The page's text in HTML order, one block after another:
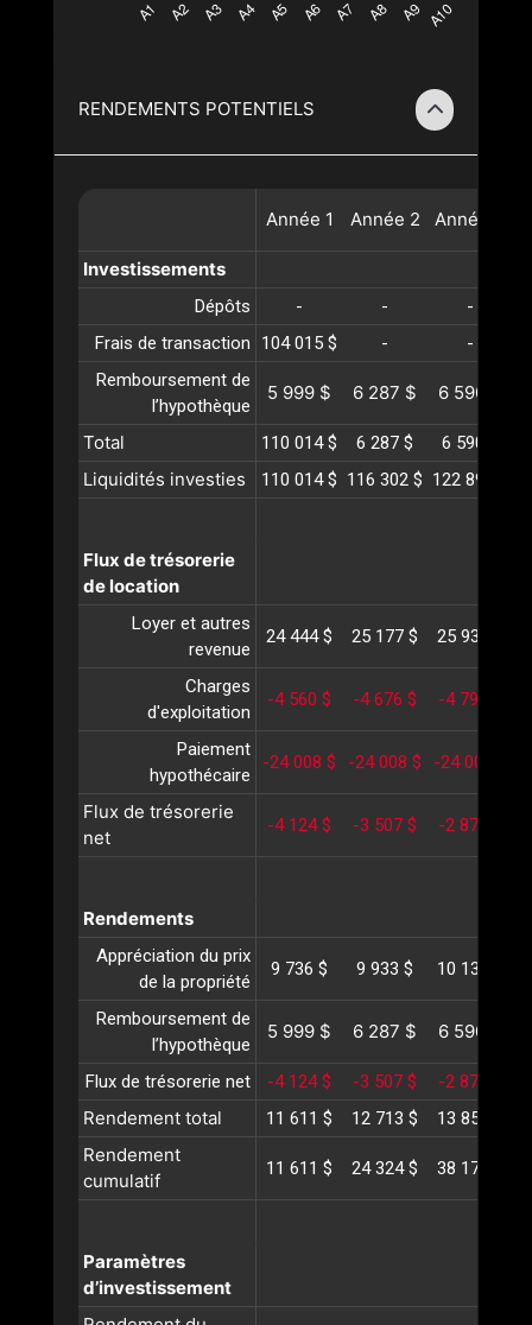
RENDEMENTS POTENTIELS
Année 1 Année 2 Année
Investissements
Dépôts - -
-
Frais de transaction
104 015 $ -
-
Remboursement de
l’hypothèque
5 999 $ 6 287 $ 6 590 $
Total 110 014 $ 6 287 $ 6 590 $
Liquidités investies 110 014 $ 116 302 $ 122 892 $
Flux de trésorerie
de location
Loyer et autres
revenue
24 444 $ 25 177 $ 25 932 $
Charges
d'exploitation
-4 560 $ -4 676 $ -4 795 $
Paiement
hypothécaire
-24 008 $ -24 008 $ -24 008 $
Flux de trésorerie
net
-4 124 $ -3 507 $ -2 871 $
Rendements
Appréciation du prix
de la propriété
9 736 $ 9 933 $ 10 133 $
Remboursement de
l’hypothèque
5 999 $ 6 287 $ 6 590 $
Flux de trésorerie net -4 124 $ -3 507 $ -2 871 $
Rendement total 11 611 $ 12 713 $ 13 851 $
Rendement
cumulatif
11 611 $ 24 324 $ 38 176 $
Paramètres
d’investissement